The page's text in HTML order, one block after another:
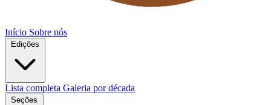
Início Sobre nós
Edições
Lista completa Galeria por década
Seções